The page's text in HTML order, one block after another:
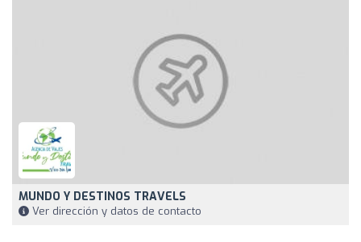
MUNDO Y DESTINOS TRAVELS
Ver dirección y datos de contacto